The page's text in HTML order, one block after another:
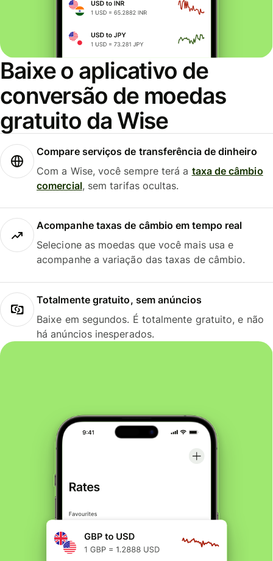
Baixe o aplicativo de
conversão de moedas
gratuito da Wise
Compare serviços de transferência de dinheiro
Com a Wise, você sempre terá a taxa de câmbio
comercial, sem tarifas ocultas.
Acompanhe taxas de câmbio em tempo real
Selecione as moedas que você mais usa e
acompanhe a variação das taxas de câmbio.
Totalmente gratuito, sem anúncios
Baixe em segundos. É totalmente gratuito, e não
há anúncios inesperados.